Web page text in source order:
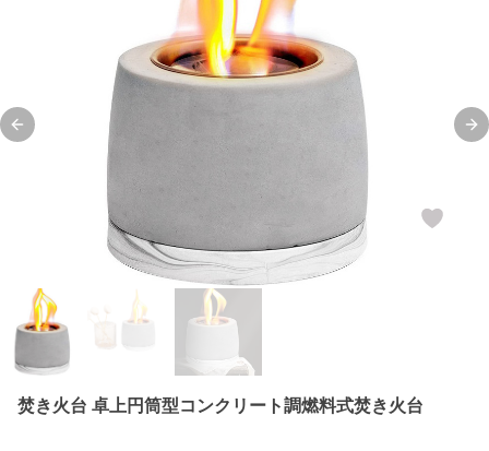
Previous slide
焚き火台 卓上円筒型コンクリート調燃料式焚き火台